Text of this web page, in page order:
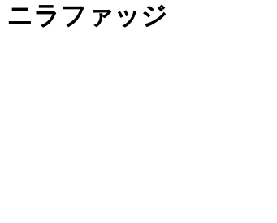
ニラファッジ